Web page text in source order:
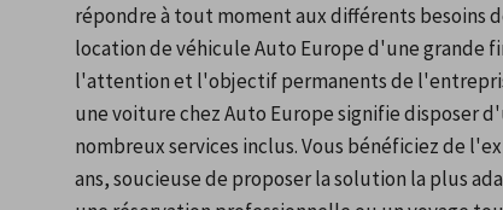
répondre à tout moment aux différents besoins
location de véhicule Auto Europe d'une grande
l'attention et l'objectif permanents de
une voiture chez Auto Europe signifie disposer
nombreux services inclus. Vous bénéficiez de
ans, soucieuse de proposer la solution la plus